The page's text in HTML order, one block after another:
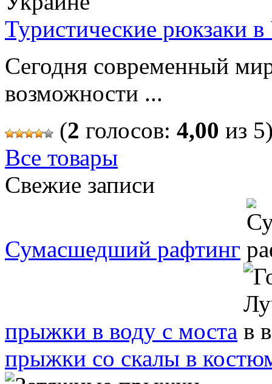
Туристические рюкзаки
Сегодня современный
возможности ...
(2 голосов: 4,00 из
Все товары
Свежие записи
Сумасшедший рафтинг
прыжки в воду с моста
прыжки со скалы в